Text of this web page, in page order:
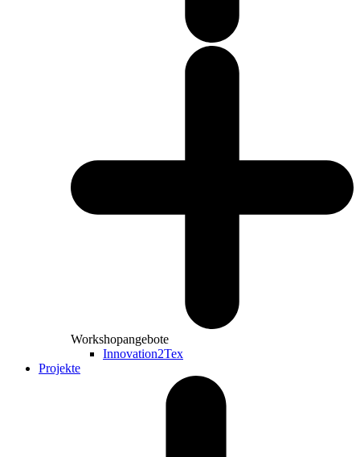
Workshopangebote
Innovation2Tex
Projekte